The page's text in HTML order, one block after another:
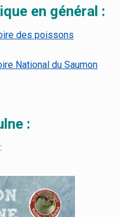
en général :
des poissons
National du Saumon
: